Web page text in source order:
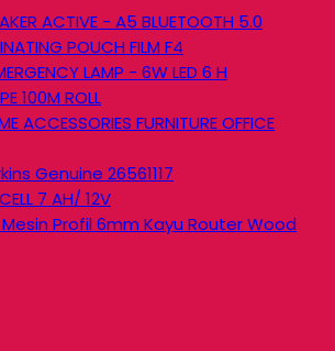
ACTIVE - A5 BLUETOOTH 5.0
POUCH FILM F4
LAMP - 6W LED 6 H
100M ROLL
ACCESSORIES FURNITURE OFFICE
Genuine 26561117
7 AH/ 12V
Mesin Profil 6mm Kayu Router Wood